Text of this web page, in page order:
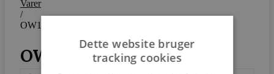
Varer
/
OW149-2 – Colonial Sofa
OW149-2 – Colonial Sofa
Dette website bruger
tracking cookies